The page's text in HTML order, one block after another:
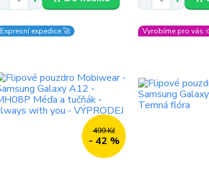
Expresní expedice 🚀
499 Kč
- 42 %
Vyrobíme pro vás